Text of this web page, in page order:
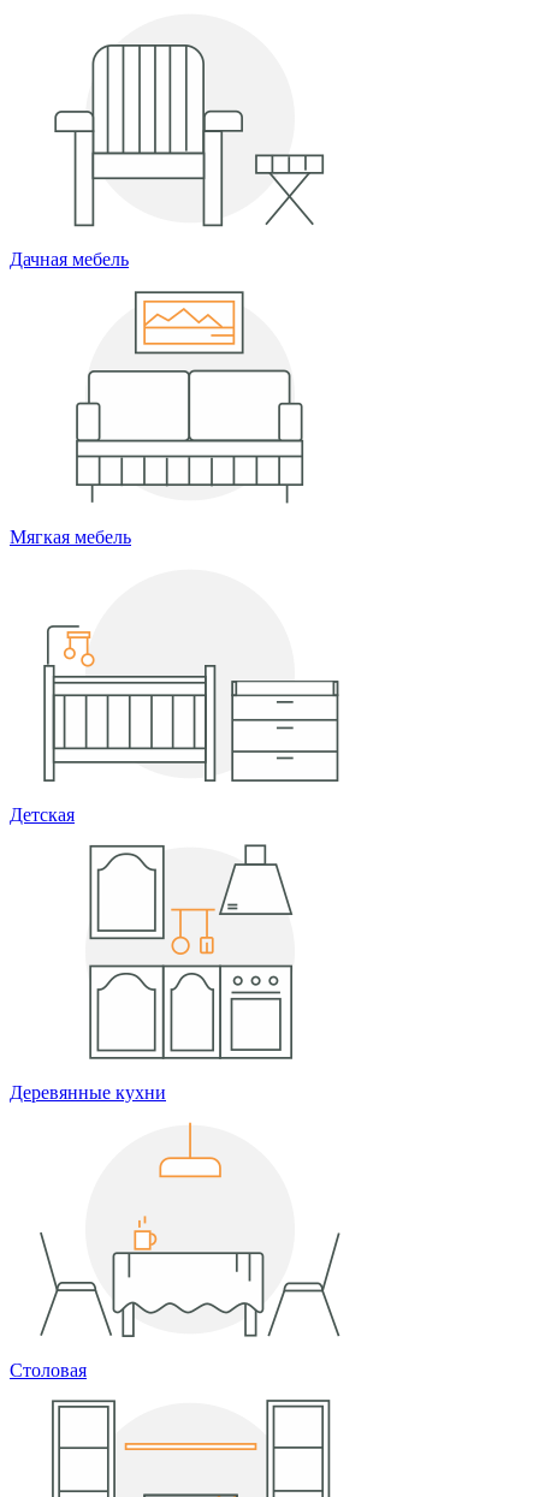
Дачная мебель
Мягкая мебель
Детская
Деревянные кухни
Столовая